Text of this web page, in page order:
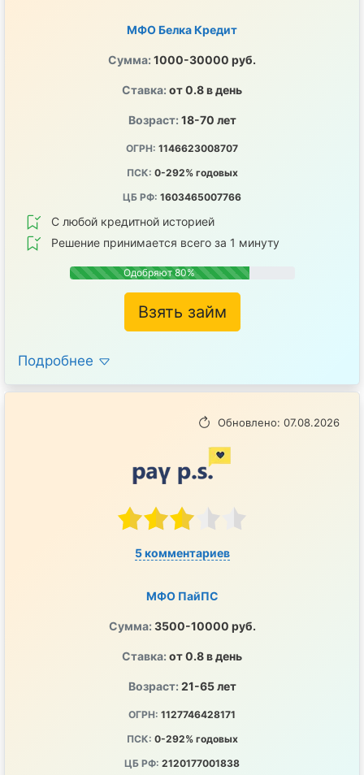
МФО Белка Кредит
Сумма: 1000-30000 руб.
Ставка: от 0.8 в день
Возраст: 18-70 лет
ОГРН: 1146623008707
ПСК: 0-292% годовых
ЦБ РФ: 1603465007766
С любой кредитной историей
Решение принимается всего за 1 минуту
Одобряют 80%
Взять займ
Подробнее
Обновлено: 07.08.2026
5 комментариев
МФО ПайПС
Сумма: 3500-10000 руб.
Ставка: от 0.8 в день
Возраст: 21-65 лет
ОГРН: 1127746428171
ПСК: 0-292% годовых
ЦБ РФ: 2120177001838